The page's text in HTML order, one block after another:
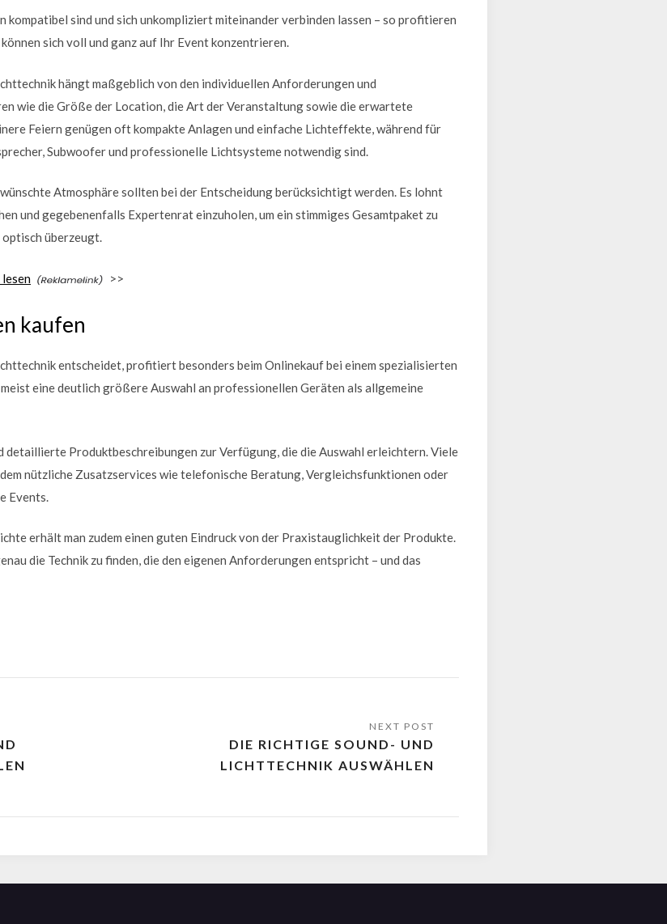
kompatibel sind und sich unkompliziert miteinander verbinden lassen – so profitieren
sich voll und ganz auf Ihr Event konzentrieren.
hängt maßgeblich von den individuellen Anforderungen und
wie die Größe der Location, die Art der Veranstaltung sowie die erwartete
Feiern genügen oft kompakte Anlagen und einfache Lichteffekte, während für
Subwoofer und professionelle Lichtsysteme notwendig sind.
Atmosphäre sollten bei der Entscheidung berücksichtigt werden. Es lohnt
und gegebenenfalls Expertenrat einzuholen, um ein stimmiges Gesamtpaket zu
überzeugt.
>>
kaufen
entscheidet, profitiert besonders beim Onlinekauf bei einem spezialisierten
eine deutlich größere Auswahl an professionellen Geräten als allgemeine
detaillierte Produktbeschreibungen zur Verfügung, die die Auswahl erleichtern. Viele
nützliche Zusatzservices wie telefonische Beratung, Vergleichsfunktionen oder
Events.
erhält man zudem einen guten Eindruck von der Praxistauglichkeit der Produkte.
die Technik zu finden, die den eigenen Anforderungen entspricht – und das
DIE RICHTIGE SOUND- UND
LICHTTECHNIK AUSWÄHLEN